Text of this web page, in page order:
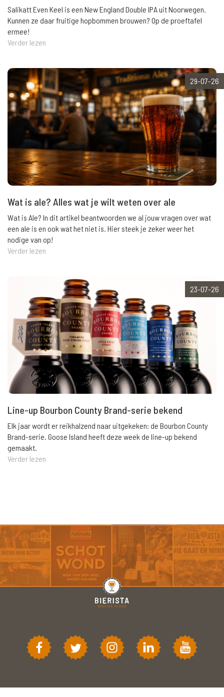
Salikatt Even Keel is een New England Double IPA uit Noorwegen.
Kunnen ze daar fruitige hopbommen brouwen? Op de proeftafel
ermee!
Verder lezen
29-07-26
Wat is ale? Alles wat je wilt weten over ale
Wat is Ale? In dit artikel beantwoorden we al jouw vragen over wat
een ale is en ook wat het niet is. Hier steek je zeker weer het
nodige van op!
Verder lezen
23-07-26
Line-up Bourbon County Brand-serie bekend
Elk jaar wordt er reikhalzend naar uitgekeken: de Bourbon County
Brand-serie. Goose Island heeft deze week de line-up bekend
gemaakt.
Verder lezen